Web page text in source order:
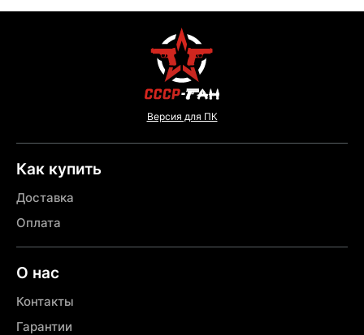
Версия для ПК
Как купить
Доставка
Оплата
О нас
Контакты
Гарантии